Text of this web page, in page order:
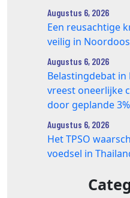
Augustus 6, 2026
Een reusachtige
veilig in
Augustus 6, 2026
Belastingdebat
vreest oneerlijke
door geplande
Augustus 6, 2026
Het TPSO
voedsel in